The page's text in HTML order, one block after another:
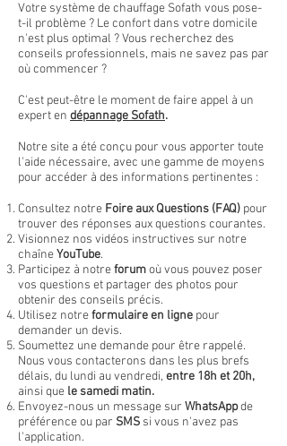
Votre système de chauffage Sofath vous pose-
t-il problème ? Le confort dans votre domicile
n'est plus optimal ?Vous recherchez des
conseils professionnels, mais ne savez pas par
où commencer ?
C'est peut-être le moment de faire appel à un
expert en dépannage Sofath.
Notre site a été conçu pour vous apporter toute
l'aide nécessaire, avec une gamme de moyens
pour accéder à des informations pertinentes :
Consultez notre Foire aux Questions (FAQ) pour
trouver des réponses aux questions courantes.
Visionnez nos vidéos instructives sur notre
chaîneYouTube.
Participez à notreforumoù vous pouvez poser
vos questions et partager des photos pour
obtenir des conseils précis.
Utilisez notreformulaire en ligne pour
demander un devis.
Soumettez une demande pour être rappelé.
Nous vous contacterons dans les plus brefs
délais, du lundi au vendredi, entre 18h et 20h,
ainsi que le samedi matin.
Envoyez-nous un message sur WhatsAppde
préférence ou par SMS si vous n'avez pas
l'application.